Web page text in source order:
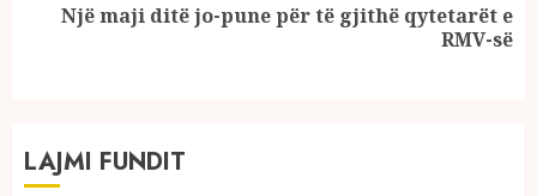
NextNjë maji ditë jo-pune për të gjithë qytetarët e
RMV-së
LAJMI FUNDIT